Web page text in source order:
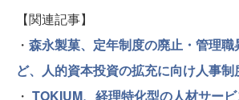
【関連記事】
・ 森永製菓、定年制度の廃止・管理
ど、人的資本投資の拡充に向け人事
・ TOKIUM、経理特化型の人材サー